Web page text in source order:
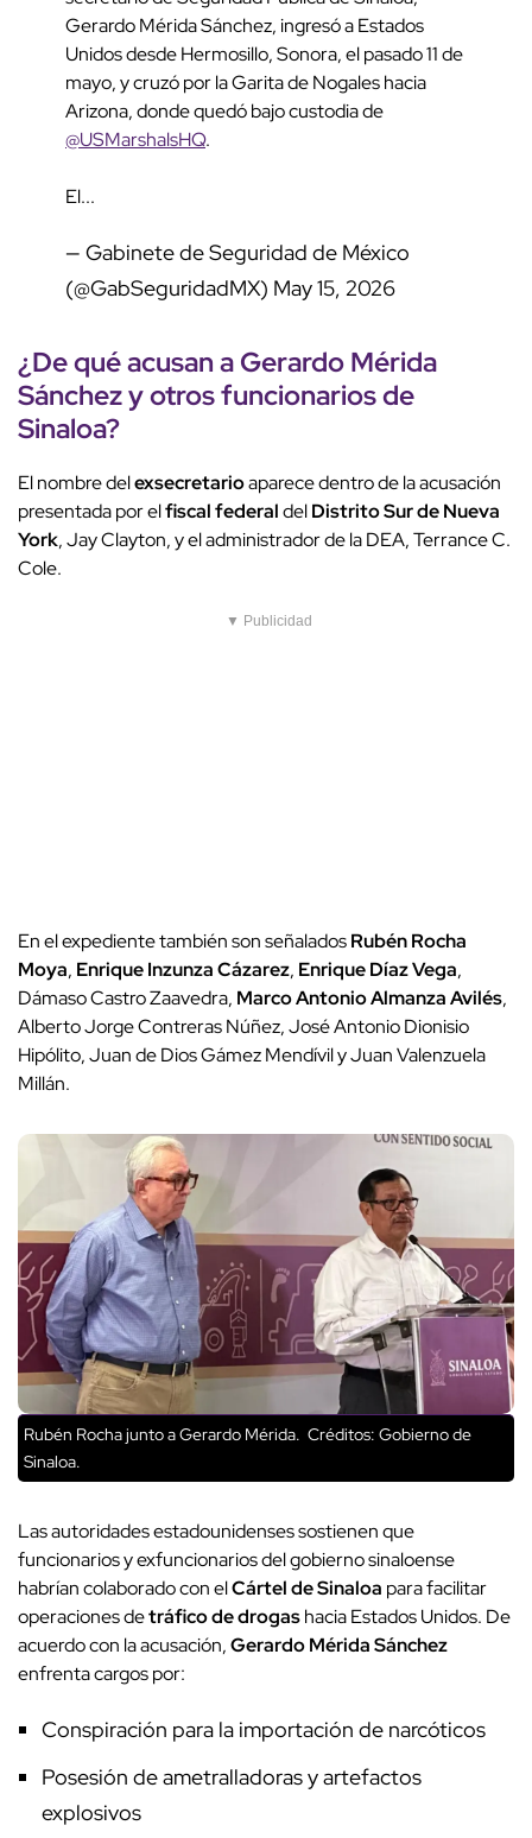
Gerardo Mérida Sánchez, ingresó a Estados
Unidos desde Hermosillo, Sonora, el pasado 11 de
mayo, y cruzó por la Garita de Nogales hacia
Arizona, donde quedó bajo custodia de
@USMarshalsHQ.
El...
— Gabinete de Seguridad de México
(@GabSeguridadMX) May 15, 2026
¿De qué acusan aGerardo Mérida
Sánchezy otros funcionarios de
Sinaloa?
El nombre delexsecretarioaparece dentro de la acusación
presentada por elfiscal federaldelDistrito Sur de Nueva
York, Jay Clayton, y el administrador de la DEA, Terrance C.
Cole.
▼ Publicidad
En el expediente también son señaladosRubén Rocha
Moya, Enrique Inzunza Cázarez, Enrique Díaz Vega,
Dámaso Castro Zaavedra, Marco Antonio Almanza Avilés,
Alberto Jorge Contreras Núñez, José Antonio Dionisio
Hipólito, Juan de Dios Gámez Mendívil y Juan Valenzuela
Millán.
Rubén Rocha junto a Gerardo Mérida. Créditos: Gobierno de
Sinaloa.
Las autoridades estadounidenses sostienen que
funcionarios y exfuncionarios del gobierno sinaloense
habrían colaborado con elCártel de Sinaloa para facilitar
operaciones detráfico de drogashacia Estados Unidos. De
acuerdo con la acusación,Gerardo Mérida Sánchez
enfrenta cargos por:
Conspiración para la importación de narcóticos
Posesión de ametralladoras y artefactos
explosivos